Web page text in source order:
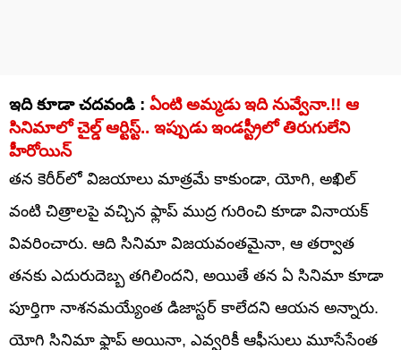
ఇది కూడా చదవండి : ఏంటి అమ్మడు ఇది నువ్వేనా.!! ఆ
సినిమాలో చైల్డ్ ఆర్టిస్ట్.. ఇప్పుడు ఇండస్ట్రీలో తిరుగులేని
హీరోయిన్
తన కెరీర్‌లో విజయాలు మాత్రమే కాకుండా, యోగి, అఖిల్
వంటి చిత్రాలపై వచ్చిన ఫ్లాప్ ముద్ర గురించి కూడా వినాయక్
వివరించారు. ఆది సినిమా విజయవంతమైనా, ఆ తర్వాత
తనకు ఎదురుదెబ్బ తగిలిందని, అయితే తన ఏ సినిమా కూడా
పూర్తిగా నాశనమయ్యేంత డిజాస్టర్ కాలేదని ఆయన అన్నారు.
యోగి సినిమా ఫ్లాప్ అయినా, ఎవ్వరికీ ఆఫీసులు మూసేసేంత